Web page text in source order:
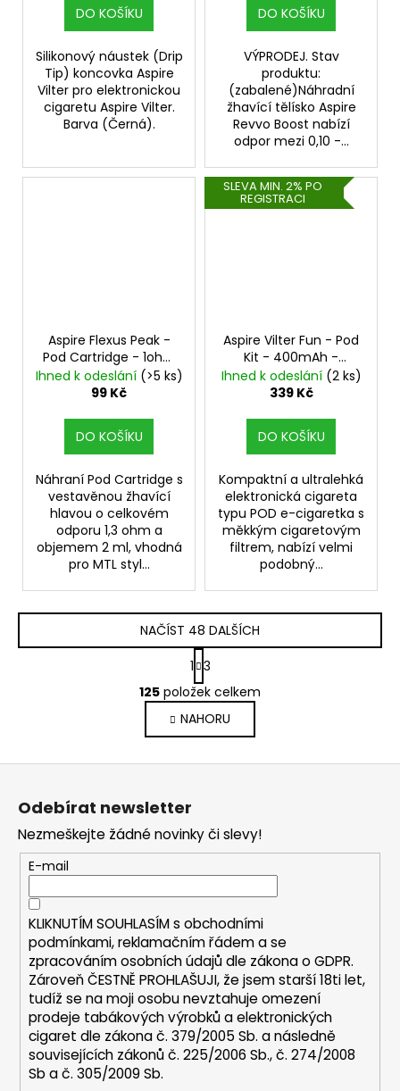
DO KOŠÍKU
Silikonový náustek (Drip
Tip) koncovka Aspire
Vilter pro elektronickou
cigaretu Aspire Vilter.
Barva (Černá).
DO KOŠÍKU
VÝPRODEJ. Stav
produktu:
(zabalené)Náhradní
žhavící tělísko Aspire
Revvo Boost nabízí
odpor mezi 0,10 -...
Aspire Flexus Peak -
Pod Cartridge - 1ohm
- 2ml
Ihned k odeslání (>5 ks)
99 Kč
DO KOŠÍKU
Náhraní Pod Cartridge s
vestavěnou žhavící
hlavou o celkovém
odporu 1,3 ohm a
objemem 2 ml, vhodná
pro MTL styl...
SLEVA MIN. 2% PO
REGISTRACI
Aspire Vilter Fun - Pod
Kit - 400mAh -
Midnight Blue
Ihned k odeslání (2 ks)
339 Kč
DO KOŠÍKU
Kompaktní a ultralehká
elektronická cigareta
typu POD e-cigaretka s
měkkým cigaretovým
filtrem, nabízí velmi
podobný...
O
v
l
á
d
p
r
v
k
y
v
ý
p
i
s
u
NAČÍST 48 DALŠÍCH
S
t
r
á
n
k
o
í
1 3
125 položek celkem
NAHORU
Odebírat newsletter
Nezmeškejte žádné novinky či slevy!
E-mail
KLIKNUTÍM SOUHLASÍM s obchodními
podmínkami,reklamačním řádem a se
zpracováním osobních údajů dle zákona oGDPR.
Zároveň ČESTNĚ PROHLAŠUJI, že jsem starší 18ti let,
tudíž se na moji osobu nevztahuje omezení
prodeje tabákových výrobků a elektronických
cigaret dle zákona č. 379/2005 Sb. a následně
souvisejících zákonů č. 225/2006 Sb., č. 274/2008
Sb a č. 305/2009 Sb.